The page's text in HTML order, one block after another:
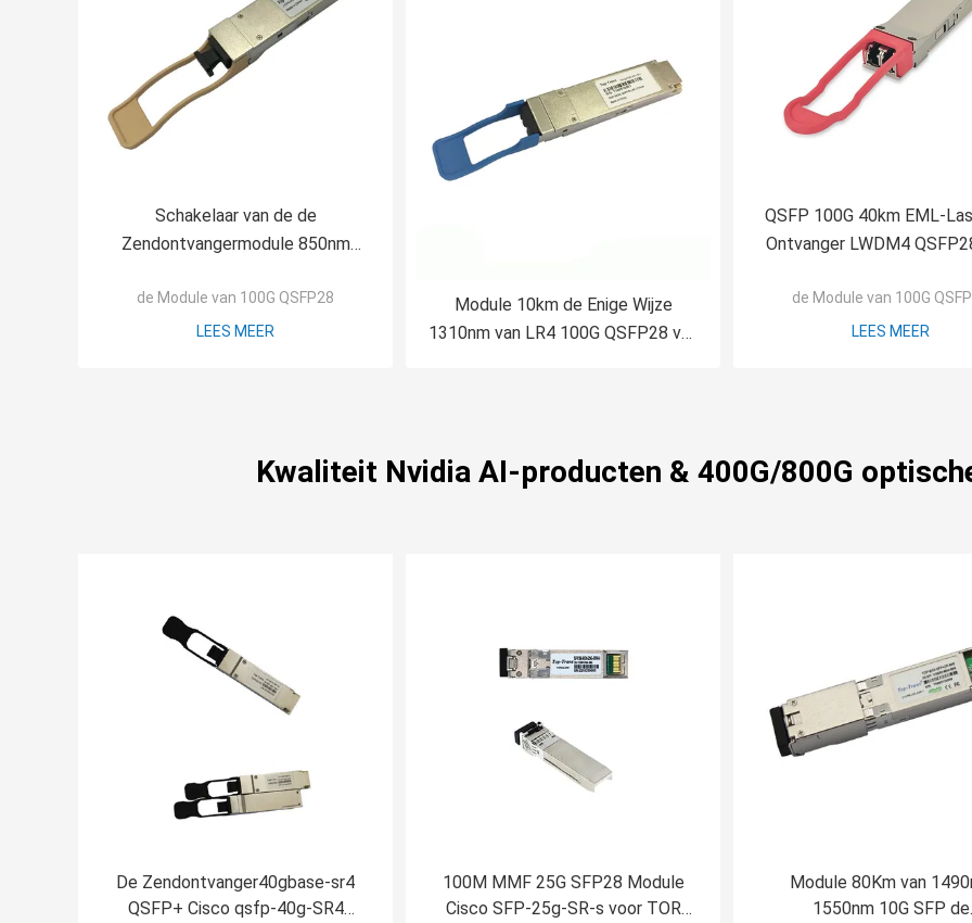
Schakelaar van de de
Zendontvangermodule 850nm
100Gbs de Optische
de Module van 100G QSFP28
LEES MEER
Module 10km de Enige Wijze
1310nm van LR4 100G QSFP28 van
QSFP 100G 40km EML-
Ontvanger LWDM4
de Module van 100G
LEES MEER
Kwaliteit Nvidia AI-producten & 400G/800G
De Zendontvanger40gbase-sr4
QSFP+ Cisco qsfp-40g-SR4
100M MMF 25G SFP28 Module
Cisco SFP-25g-SR-s voor TOR
Module 80Km van
1550nm 10G SFP de